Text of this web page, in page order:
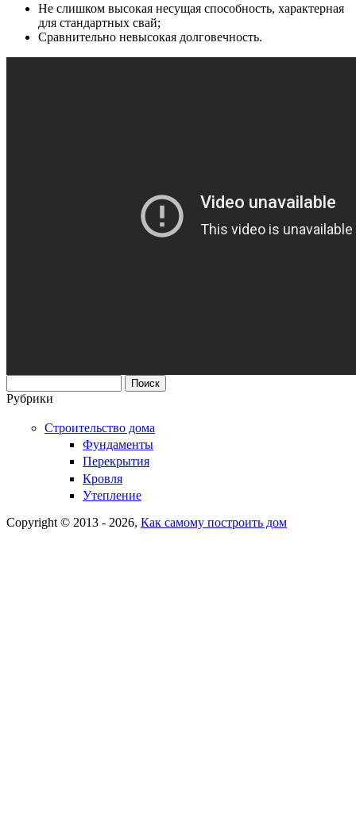
Не слишком высокая несущая способность, характерная
для стандартных свай;
Сравнительно невысокая долговечность.
Форма поиска
Рубрики
Строительство дома
Фундаменты
Перекрытия
Кровля
Утепление
Copyright © 2013 - 2026, Как самому построить дом